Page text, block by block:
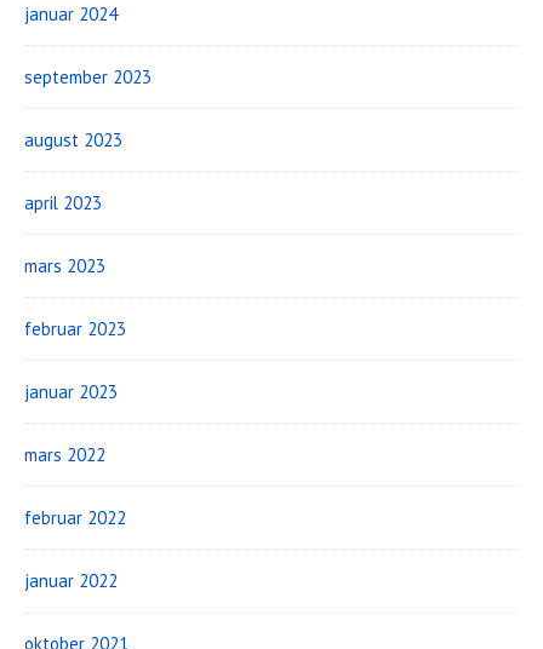
januar 2024
september 2023
august 2023
april 2023
mars 2023
februar 2023
januar 2023
mars 2022
februar 2022
januar 2022
oktober 2021